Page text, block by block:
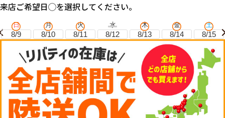
来店ご希望日◯を選択してください。
日
8/9
月
8/10
火
8/11
水
8/12
木
8/13
金
8/14
土
8/15